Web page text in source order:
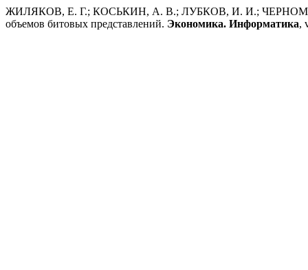
ЖИЛЯКОВ, Е. Г.; КОСЬКИН, А. В.; ЛУБКОВ, И. И.;
объемов битовых представлений. Экономика. Информатика,